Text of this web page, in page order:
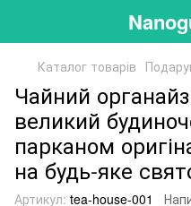
Каталог товарів
Чайний
великий
парканом
на будь-яке
Артикул: tea-house-001